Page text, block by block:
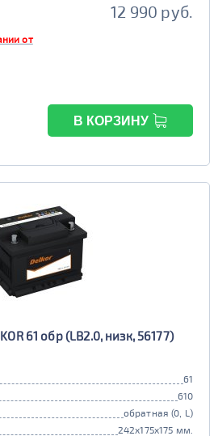
12 990 руб.
от
В КОРЗИНУ
61 обр (LB2.0, низк, 56177)
61
610
обратная (0, L)
242x175x175 мм.